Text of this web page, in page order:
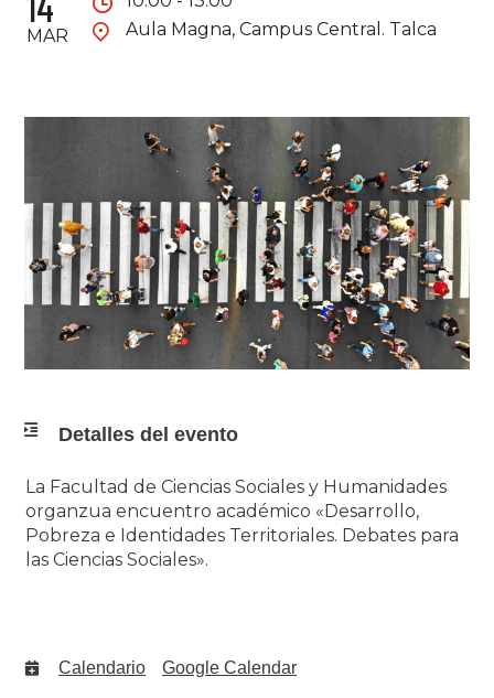
MAR
Aula Magna, Campus Central. Talca
Detalles del evento
La Facultad de Ciencias Sociales y Humanidades
organzua encuentro académico «Desarrollo,
Pobreza e Identidades Territoriales. Debates para
las Ciencias Sociales».
Calendario Google Calendar